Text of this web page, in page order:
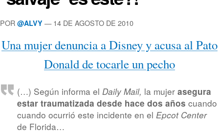
POR @ALVY —14 DE AGOSTO DE 2010
Una mujer denuncia a Disney y acusa al Pato
Donald de tocarle un pecho
(…) Según informa el Daily Mail, la mujer asegura
estar traumatizada desde hace dos años cuando
cuando ocurrió este incidente en el Epcot Center
de Florida…